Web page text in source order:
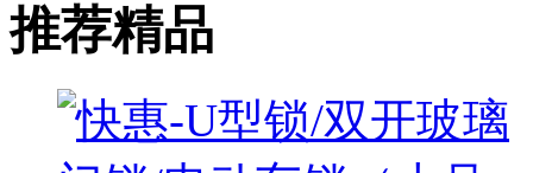
推荐精品